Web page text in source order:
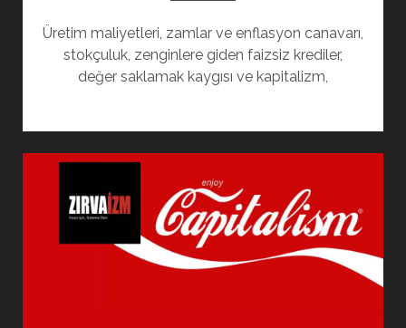
Üretim maliyetleri, zamlar ve enflasyon canavarı,
stokçuluk, zenginlere giden faizsiz krediler,
değer saklamak kaygısı ve kapitalizm,